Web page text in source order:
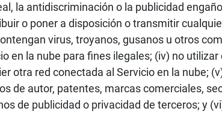
la antidiscriminación o la publicidad
o poner a disposición o transmitir
virus, troyanos, gusanos u otros
en la nube para fines ilegales; (iv) no
otra red conectada al Servicio en la nube;
de autor, patentes, marcas comerciales,
de publicidad o privacidad de terceros; y